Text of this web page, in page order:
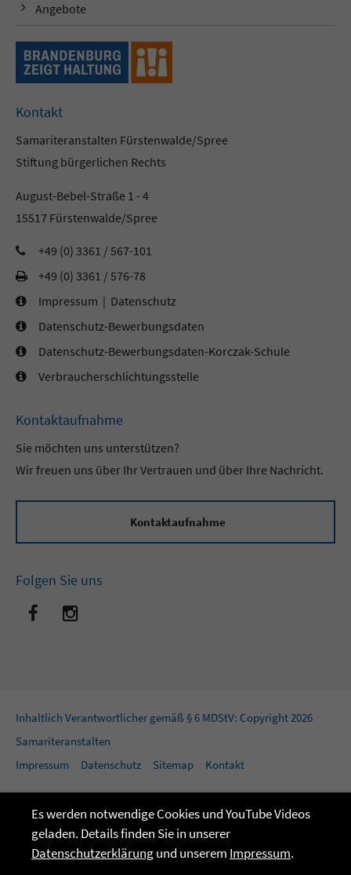
Angebote
Kontakt
Samariteranstalten Fürstenwalde/Spree
Stiftung bürgerlichen Rechts
August-Bebel-Straße 1 - 4
15517 Fürstenwalde/Spree
+49 (0) 3361 / 567-101
+49 (0) 3361 / 576-78
Impressum | Datenschutz
Datenschutz-Bewerbungsdaten
Datenschutz-Bewerbungsdaten-Korczak-Schule
Verbraucherschlichtungsstelle
Kontaktaufnahme
Sie möchten uns unterstützen?
Wir freuen uns über Ihr Vertrauen und über Ihre Nachricht.
Kontaktaufnahme
Folgen Sie uns
Inhaltlich Verantwortlicher gemäß § 6 MDStV: Copyright 2026
Samariteranstalten
Impressum
Datenschutz Sitemap Kontakt
Es werden notwendige Cookies und YouTube Videos
geladen. Details finden Sie in unserer
Datenschutzerklärungund unserem Impressum.